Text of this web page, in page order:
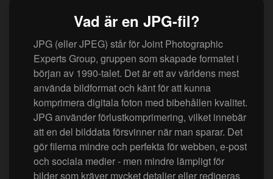
Vad är en JPG-fil?
JPG (eller JPEG) står för Joint Photographic
Experts Group, gruppen som skapade formatet i
början av 1990-talet. Det är ett av världens mest
använda bildformat och känt för att kunna
komprimera digitala foton med bibehållen kvalitet.
JPG använder förlustkomprimering, vilket innebär
att en del bilddata försvinner när man sparar. Det
gör filerna mindre och perfekta för webben, e-post
och sociala medier - men mindre lämpligt för
bilder som kräver mycket detaljer eller redigeras